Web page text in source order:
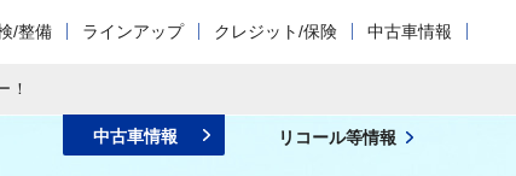
/整備 ラインアップ クレジット/保険 中古車情報
！
中古車情報 リコール等情報